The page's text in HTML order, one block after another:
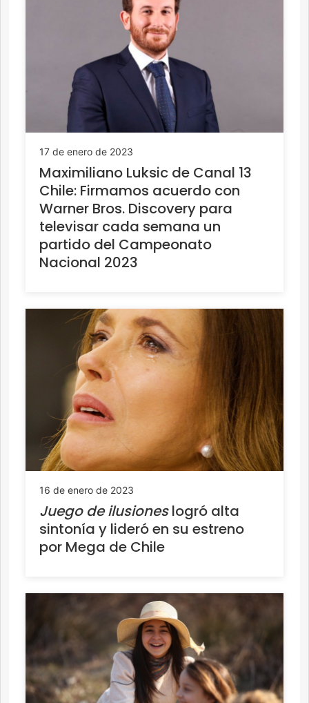
17 de enero de 2023
Maximiliano Luksic de Canal 13
Chile: Firmamos acuerdo con
Warner Bros. Discovery para
televisar cada semana un
partido del Campeonato
Nacional 2023
16 de enero de 2023
Juego de ilusioneslogró alta
sintonía y lideró en su estreno
por Mega de Chile